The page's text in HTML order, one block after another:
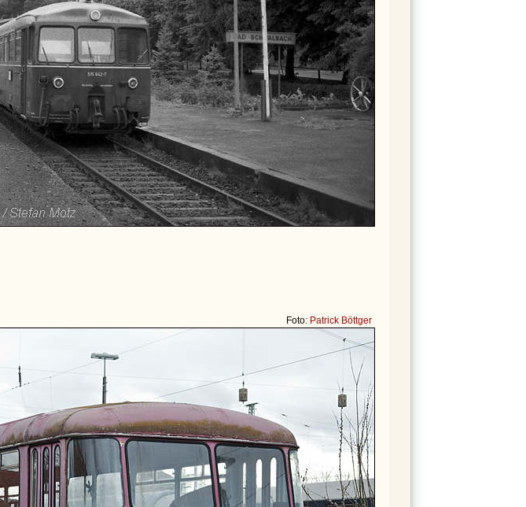
Foto: Patrick Böttger